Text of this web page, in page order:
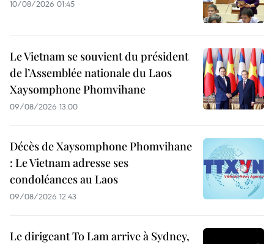
10/08/2026 01:45
Le Vietnam se souvient du président
de l’Assemblée nationale du Laos
Xaysomphone Phomvihane
09/08/2026 13:00
Décès de Xaysomphone Phomvihane
: Le Vietnam adresse ses
condoléances au Laos
09/08/2026 12:43
Le dirigeant To Lam arrive à Sydney,